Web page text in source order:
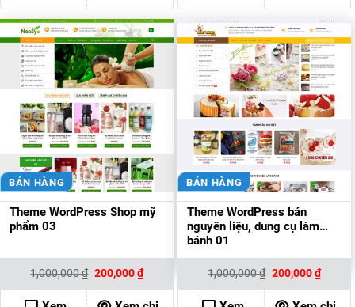
BÁN HÀNG
Theme WordPress Shop mỹ
phẩm 03
1,000,000₫ Giá
là:
1,000,000 ₫.
200,000₫Giá
hiện
tại
là:
BÁN HÀNG
Theme WordPress bán
nguyên liệu, dung cụ làm
bánh 01
1,000,000₫ Giá
là:
1,000,000 ₫.
200,000₫Giá
hiện
tại
là: